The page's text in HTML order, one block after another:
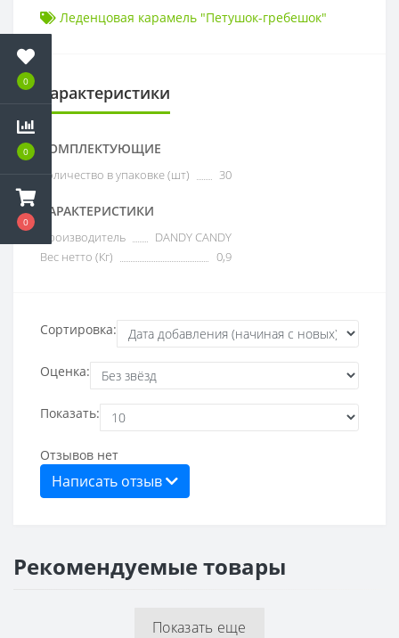
0
0
0
Леденцовая карамель "Петушок-гребешок"
Характеристики
КОМПЛЕКТУЮЩИЕ
Количество в упаковке (шт) 30
ХАРАКТЕРИСТИКИ
Производитель
DANDY CANDY
Вес нетто (Кг)
0,9
Сортировка:
Оценка:
Показать:
Отзывов нет
Написать отзыв
Рекомендуемые товары
Показать еще